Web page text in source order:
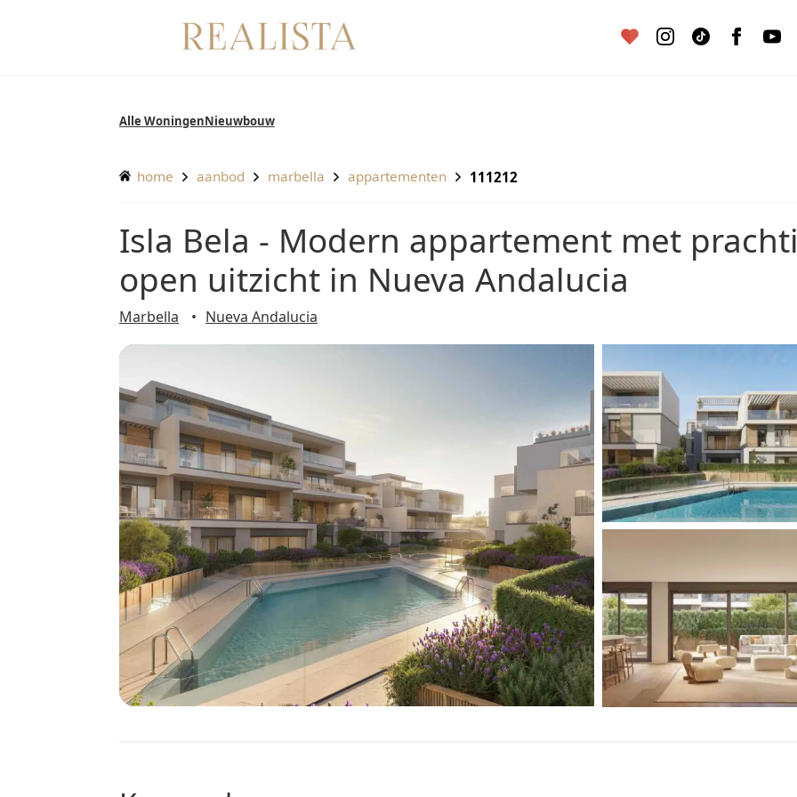
Alle Woningen Nieuwbouw
home aanbod marbella appartementen 111212
Isla Bela - Modern appartement met prachtig
open uitzicht in Nueva Andalucia
Marbella Nueva Andalucia